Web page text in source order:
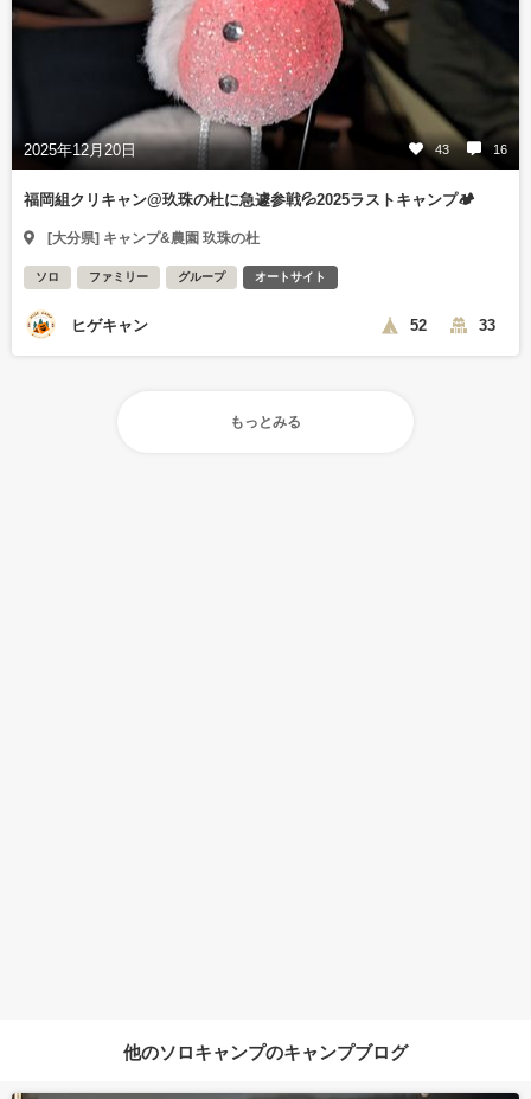
2025年12月20日 43 16
福岡組クリキャン@玖珠の杜に急遽参戦💦2025ラストキャンプ🏕️
[大分県] キャンプ&農園 玖珠の杜
ソロ ファミリー グループ オートサイト
ヒゲキャン 52 33
もっとみる
他のソロキャンプのキャンプブログ